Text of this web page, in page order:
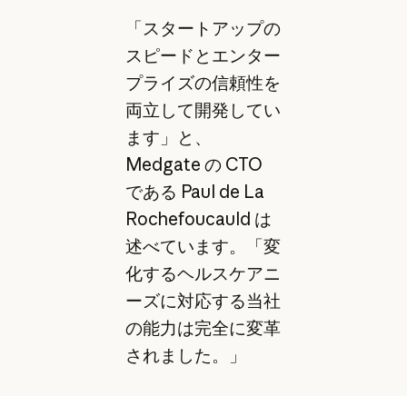
「スタートアップの
スピードとエンター
プライズの信頼性を
両立して開発してい
ます」と、
Medgate の CTO
である Paul de La
Rochefoucauld は
述べています。「変
化するヘルスケアニ
ーズに対応する当社
の能力は完全に変革
されました。」